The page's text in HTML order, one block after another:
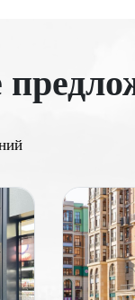
с
Чем выше
от